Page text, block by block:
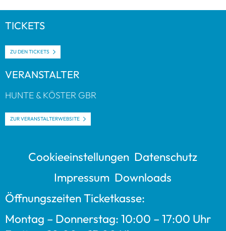
TICKETS
ZU DEN TICKETS
VER­AN­STAL­TER
HUNTE & KÖS­TER GBR
ZUR VER­AN­STAL­TER­WEB­SITE
Coo­kie­ein­stel­lun­gen Daten­schutz
Impres­sum Down­loads
Öff­nungs­zei­ten Ticket­kasse:
Mon­tag – Don­ners­tag: 10:00 – 17:00 Uhr